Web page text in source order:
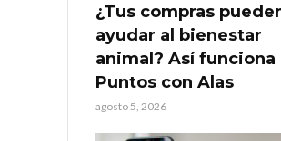
¿Tus compras
ayudar al bienestar
animal? Así funciona
Puntos con Alas
agosto 5, 2026